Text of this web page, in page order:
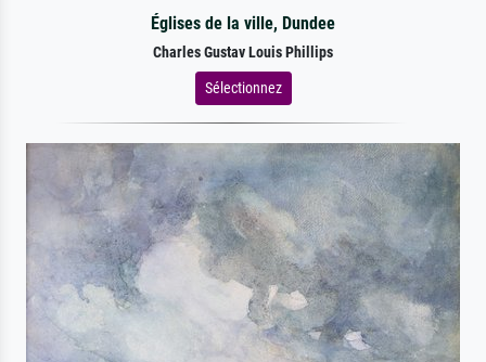
Églises de la ville, Dundee
Charles Gustav Louis Phillips
Sélectionnez